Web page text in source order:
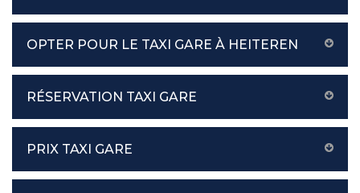
OPTER POUR LE TAXI GARE À HEITEREN
RÉSERVATION TAXI GARE
PRIX TAXI GARE